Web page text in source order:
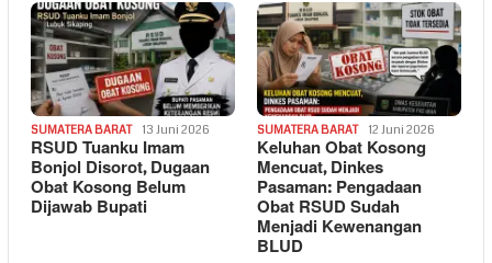
SUMATERA BARAT 13 Juni 2026
RSUD Tuanku Imam
Bonjol Disorot, Dugaan
Obat Kosong Belum
Dijawab Bupati
SUMATERA BARAT 12 Juni 2026
Keluhan Obat Kosong
Mencuat, Dinkes
Pasaman: Pengadaan
Obat RSUD Sudah
Menjadi Kewenangan
BLUD